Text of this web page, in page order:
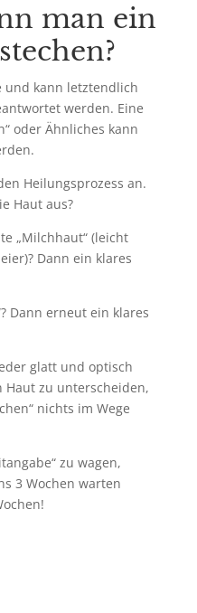
man ein
und kann letztendlich
werden. Eine
oder Ähnliches kann
Heilungsprozess an.
Haut aus?
„Milchhaut“ (leicht
Dann ein klares
Dann erneut ein klares
glatt und optisch
zu unterscheiden,
nichts im Wege
zu wagen,
3 Wochen warten